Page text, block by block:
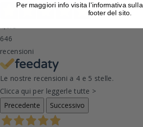
4,9/5
646
recensioni
Le nostre recensioni a 4 e 5 stelle.
Clicca qui per leggerle tutte >
Precedente
Successivo
Per maggiori info visita l'informativa sulla
footer del sito.